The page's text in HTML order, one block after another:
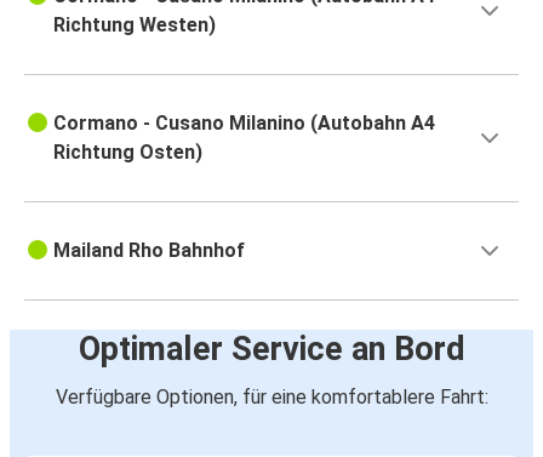
Richtung Westen)
Cormano - Cusano Milanino (Autobahn A4
Richtung Osten)
Mailand Rho Bahnhof
Optimaler Service an Bord
Verfügbare Optionen, für eine komfortablere Fahrt: